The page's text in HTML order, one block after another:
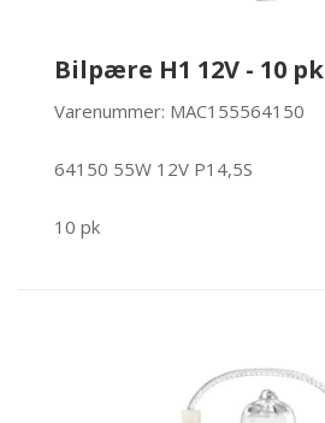
Bilpære H1 12V - 10 pk
Varenummer: MAC155564150
64150 55W 12V P14,5S
10 pk